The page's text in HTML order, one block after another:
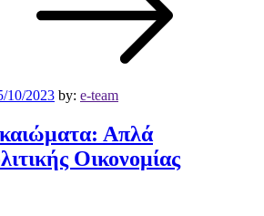
10/2023 by: e-team
Απλά
Οικονομίας